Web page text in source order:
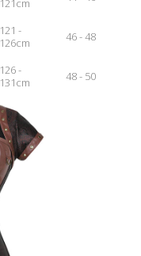
121 -
126cm
46 - 48
126 -
131cm
48 - 50